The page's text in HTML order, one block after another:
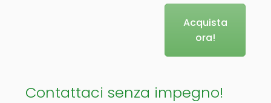
Acquista
ora!
Contattaci senza impegno!